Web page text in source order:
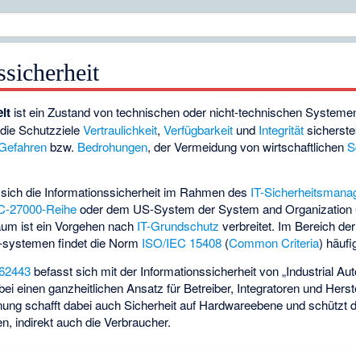
ist ein Zustand von technischen oder nicht-technischen
SchutzzieleVertraulichkeit,Verfügbarkeit und Integrität
bzw. Bedrohungen, der Vermeidung von wirtschaftlichen
die Informationssicherheit im Rahmen des IT-
27000-Reiheoder dem US-System derSystem and
ist ein Vorgehen nach IT-Grundschutz verbreitet. Im Bereich der
findet die Norm ISO/IEC 15408 (Common Criteria)
befasst sich mit der Informationssicherheit von „Industrial
einen ganzheitlichen Ansatz für Betreiber, Integratoren und
schafft dabei auch Sicherheit auf Hardwareebene und schützt
indirekt auch die Verbraucher.